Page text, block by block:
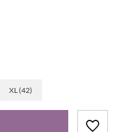
XL (42)